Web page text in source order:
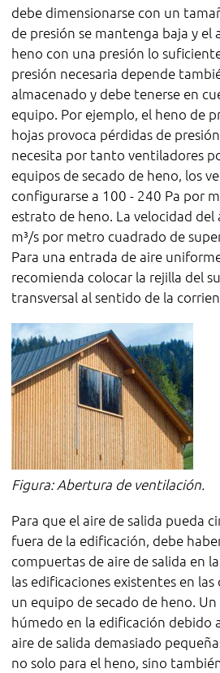
debe dimensionarse con un
de presión se mantenga baja y el
heno con una presión lo
presión necesaria depende
almacenado y debe tenerse en
equipo. Por ejemplo, el heno de
hojas provoca pérdidas de
necesita por tanto ventiladores
equipos de secado de heno, los
configurarse a 100 - 240 Pa por
estrato de heno. La velocidad del
m³/s por metro cuadrado de
Para una entrada de aire
recomienda colocar la rejilla del
transversal al sentido de la
Figura: Abertura de ventilación.
Para que el aire de salida pueda
fuera de la edificación, debe
compuertas de aire de salida en
las edificaciones existentes en las
un equipo de secado de heno.
húmedo en la edificación debido
aire de salida demasiado
no solo para el heno, sino